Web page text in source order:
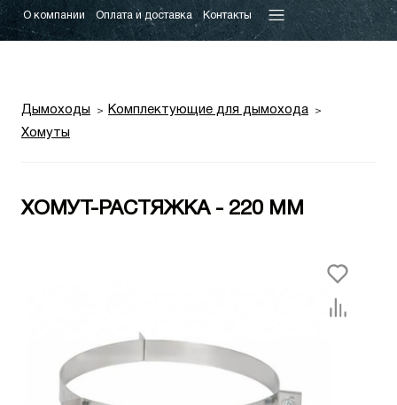
О компании Оплата и доставка Контакты
Дымоходы
Комплектующие для дымохода
Хомуты
ХОМУТ-РАСТЯЖКА - 220 ММ